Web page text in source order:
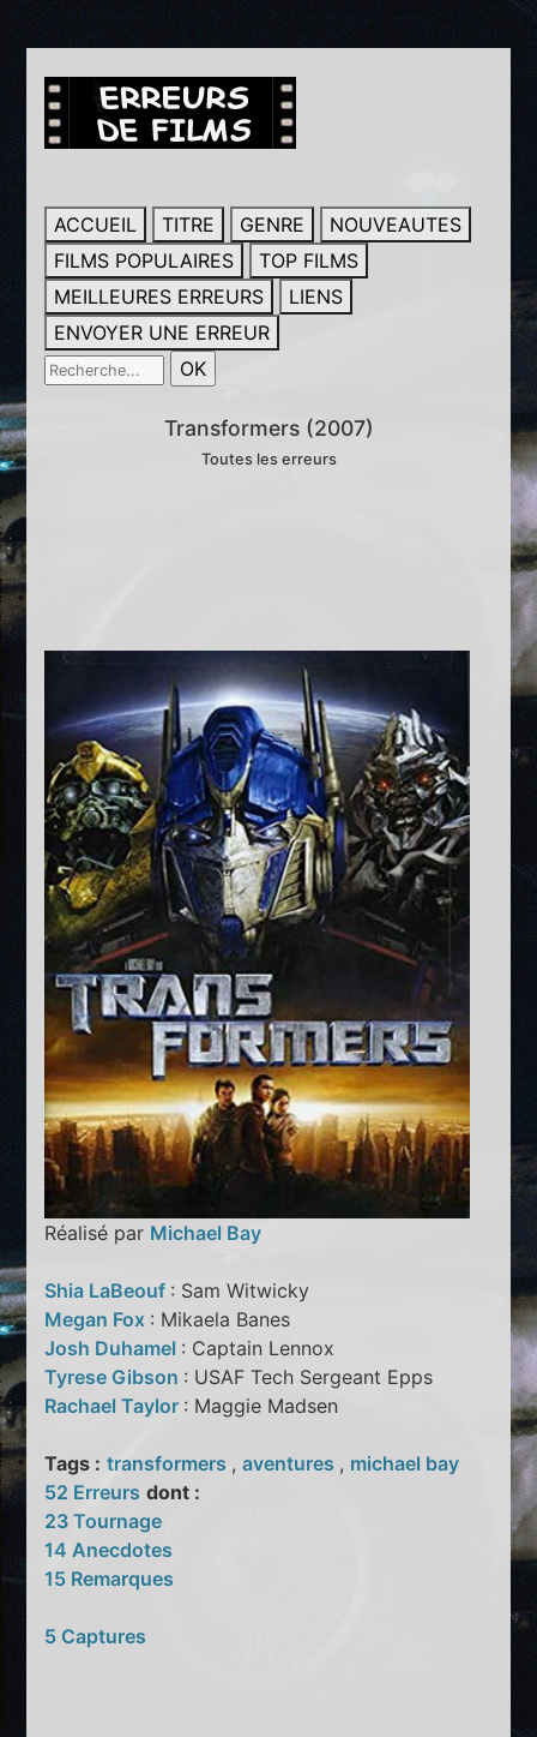
ACCUEIL TITRE GENRE
NOUVEAUTES
FILMS POPULAIRES
TOP FILMS
MEILLEURES ERREURS
LIENS
ENVOYER UNE ERREUR
Transformers (2007)
Toutes les erreurs
Réalisé par Michael Bay
Shia LaBeouf : Sam Witwicky
Megan Fox : Mikaela Banes
Josh Duhamel : Captain Lennox
Tyrese Gibson : USAF Tech Sergeant Epps
Rachael Taylor : Maggie Madsen
Tags : transformers ,aventures , michael bay
52 Erreurs dont :
23 Tournage
14 Anecdotes
15 Remarques
5 Captures